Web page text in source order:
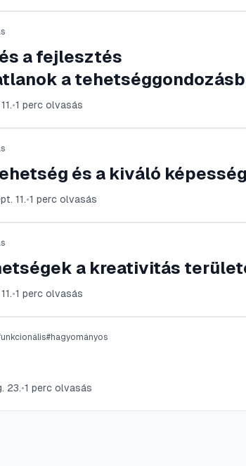
a fejlesztés
a
•1 perc olvasás
és a kiváló
11.•1 perc olvasás
a kreativitás
•1 perc olvasás
#hagyományos
23.•1 perc olvasás